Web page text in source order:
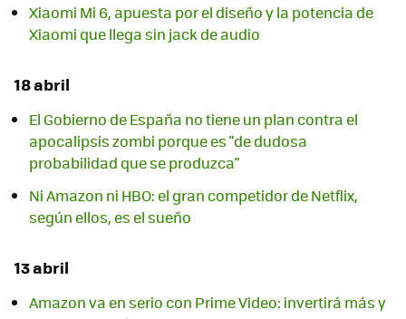
Xiaomi Mi 6, apuesta por el diseño y la potencia de
Xiaomi que llega sin jack de audio
18 abril
El Gobierno de España no tiene un plan contra el
apocalipsis zombi porque es "de dudosa
probabilidad que se produzca"
Ni Amazon ni HBO: el gran competidor de Netflix,
según ellos, es el sueño
13 abril
Amazon va en serio con Prime Video: invertirá más y